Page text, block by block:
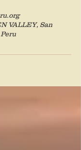
VALLEY, San